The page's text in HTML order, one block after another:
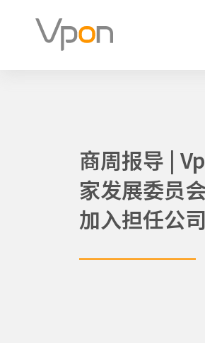
商周报导 |
家发展委员
加入担任公